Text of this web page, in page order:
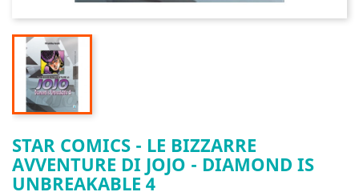
STAR COMICS - LE BIZZARRE
AVVENTURE DI JOJO - DIAMOND IS
UNBREAKABLE 4